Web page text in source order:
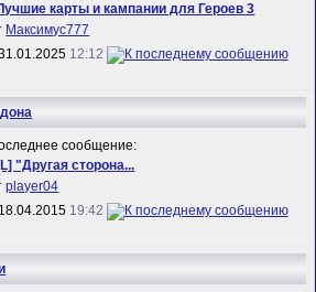
карты и кампании для Героев 3
Максимус777
12:12
сообщение:
"Другая сторона...
player04
18.04.2015 19:42